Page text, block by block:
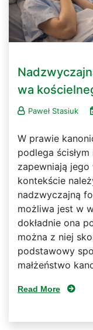
wa
Paweł Stasiuk
W prawie
podlega
zapewniają
kontekście
nadzwyczajną
możliwa jest w
dokładnie ona
można z niej
podstawowy
małżeństwo
Read More